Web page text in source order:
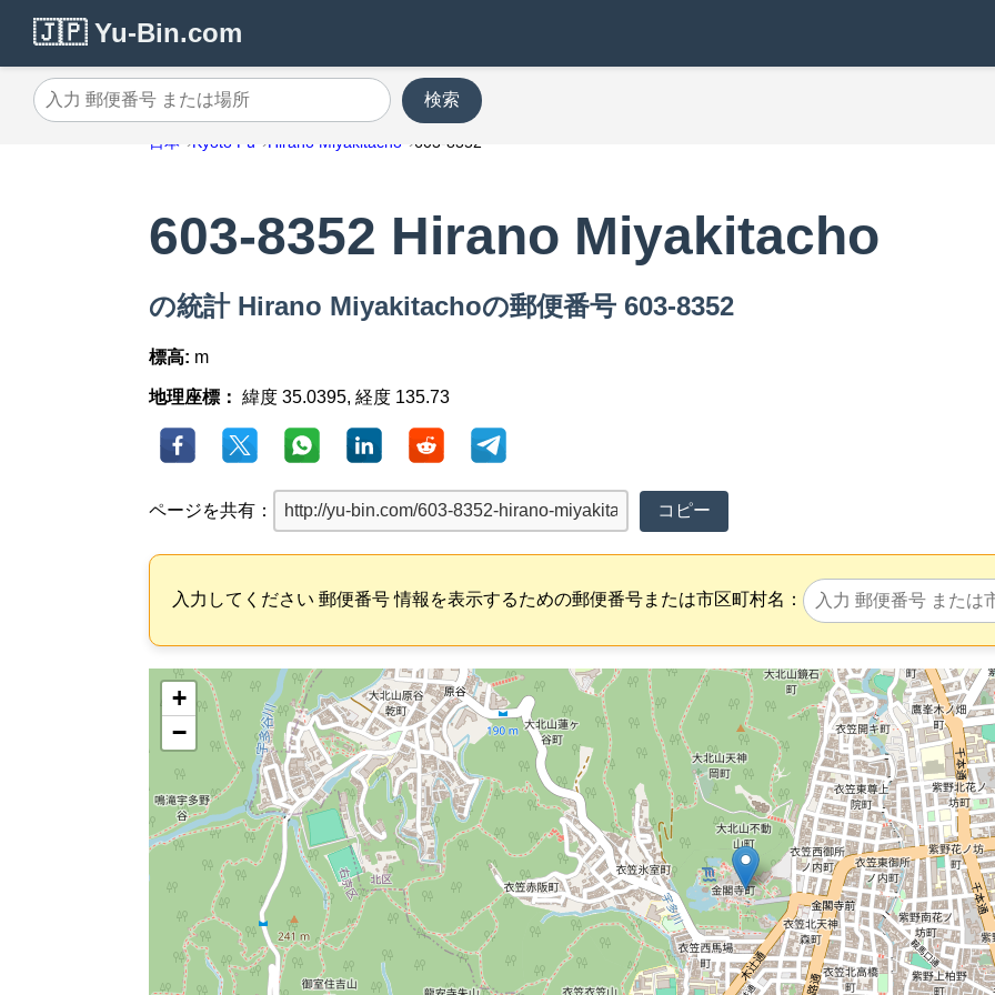
🇯🇵 Yu-Bin.com
入力 郵便番号 または場所
検索
日本 Kyoto Fu Hirano Miyakitacho 603-8352
603-8352 Hirano Miyakitacho
の統計 Hirano Miyakitachoの郵便番号 603-8352
標高: m
地理座標： 緯度 35.0395, 経度 135.73
ページを共有： コピー
入力してください 郵便番号 情報を表示するための郵便番号または市区町村名：
+
−